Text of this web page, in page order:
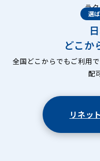
ラ
選
どこか
全国どこからでもご利用
配
リネッ